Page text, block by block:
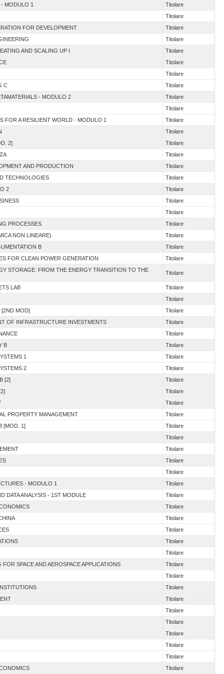
MODULO 1
Titolare
Titolare
FOR DEVELOPMENT
Titolare
Titolare
AND SCALING UP I
Titolare
Titolare
Titolare
C
Titolare
- MODULO 2
Titolare
Titolare
FOR A RESILIENT WORLD - MODULO 1
Titolare
Titolare
2]
Titolare
Titolare
AND PRODUCTION
Titolare
TECHNOLOGIES
Titolare
2
Titolare
Titolare
Titolare
PROCESSES
Titolare
NON LINEARE)
Titolare
B
Titolare
FOR CLEAN POWER GENERATION
Titolare
STORAGE: FROM THE ENERGY TRANSITION TO THE
Titolare
LAB
Titolare
Titolare
[2ND MOD]
Titolare
OF INFRASTRUCTURE INVESTMENTS
Titolare
Titolare
B
Titolare
1
Titolare
2
Titolare
[2]
Titolare
Titolare
Titolare
PROPERTY MANAGEMENT
Titolare
[MOD. 1]
Titolare
Titolare
Titolare
Titolare
Titolare
- MODULO 1
Titolare
DATA ANALYSIS - 1ST MODULE
Titolare
Titolare
Titolare
Titolare
Titolare
Titolare
SPACE AND AEROSPACE APPLICATIONS
Titolare
Titolare
Titolare
Titolare
Titolare
Titolare
Titolare
Titolare
Titolare
Titolare